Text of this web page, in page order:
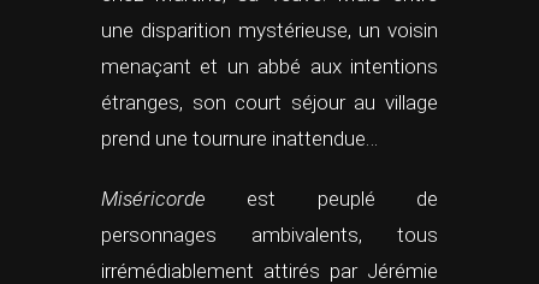
une disparition mystérieuse, un voisin
menaçant et un abbé aux intentions
étranges, son court séjour au village
prend une tournure inattendue…
Miséricorde est peuplé de
personnages ambivalents, tous
irrémédiablement attirés par Jérémie